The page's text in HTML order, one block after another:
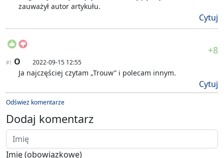
zauważył autor artykułu.
Cytuj
+8
#1 O 2022-09-15 12:55
Ja najczęściej czytam „Trouw” i polecam innym.
Cytuj
Odśwież komentarze
Dodaj komentarz
Imię (obowiązkowe)